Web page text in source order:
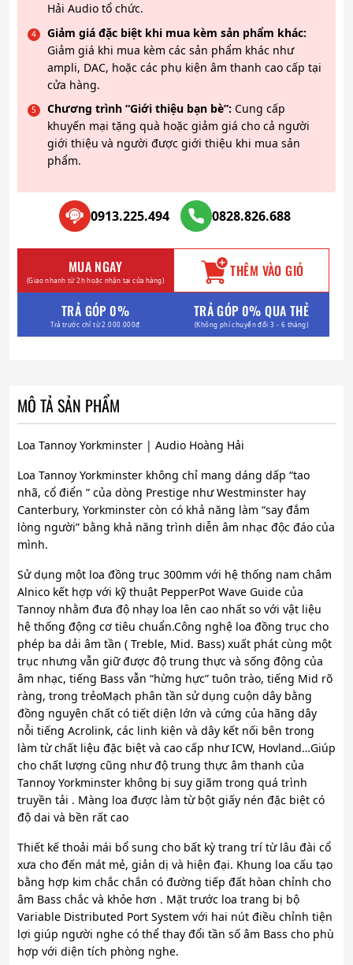
Hải Audio tổ chức.
Giảm giá đặc biệt khi mua kèm sản phẩm khác:
Giảm giá khi mua kèm các sản phẩm khác như
ampli, DAC, hoặc các phụ kiện âm thanh cao cấp tại
cửa hàng.
Chương trình “Giới thiệu bạn bè”: Cung cấp
khuyến mại tặng quà hoặc giảm giá cho cả người
giới thiệu và người được giới thiệu khi mua sản
phẩm.
0913.225.494 0828.826.688
MUA NGAY
(Giao nhanh từ 2h hoặc nhận tại cửa hàng) THÊM VÀO GIỎ
TRẢ GÓP 0%
Trả trước chỉ từ 2.000.000đ
TRẢ GÓP 0% QUA THẺ
(Không phí chuyển đổi 3 - 6 tháng)
MÔ TẢ SẢN PHẨM
Loa Tannoy Yorkminster | Audio Hoàng Hải
Loa Tannoy Yorkminster không chỉ mang dáng dấp “tao
nhã, cổ điển ” của dòng Prestige như Westminster hay
Canterbury, Yorkminster còn có khả năng làm “say đắm
lòng người” bằng khả năng trình diễn âm nhạc độc đáo của
mình.
Sử dụng một loa đồng trục 300mm với hệ thống nam châm
Alnico kết hợp với kỹ thuật PepperPot Wave Guide của
Tannoy nhằm đưa độ nhạy loa lên cao nhất so với vật liệu
hệ thống động cơ tiêu chuẩn.Công nghệ loa đồng trục cho
phép ba dải âm tần ( Treble, Mid. Bass) xuất phát cùng một
trục nhưng vẫn giữ được độ trung thực và sống động của
âm nhạc, tiếng Bass vẫn “hừng hực” tuôn trào, tiếng Mid rõ
ràng, trong trẻoMạch phân tần sử dụng cuộn dây bằng
đồng nguyên chất có tiết diện lớn và cứng của hãng dây
nỗi tiếng Acrolink, các linh kiện và dây kết nối bên trong
làm từ chất liệu đặc biệt và cao cấp như ICW, Hovland…Giúp
cho chất lượng cũng như độ trung thực âm thanh của
Tannoy Yorkminster không bị suy giãm trong quá trình
truyền tải . Màng loa được làm từ bột giấy nén đặc biệt có
độ dai và bền rất cao
Thiết kế thoải mái bổ sung cho bất kỳ trang trí từ lâu đài cổ
xưa cho đến mát mẻ, giản dị và hiện đại. Khung loa cấu tạo
bằng hợp kim chắc chắn có đường tiếp đất hòan chỉnh cho
âm Bass chắc và khỏe hơn . Mặt trước loa trang bị bộ
Variable Distributed Port System với hai nút điều chỉnh tiện
lợi giúp người nghe có thể thay đổi tần số âm Bass cho phù
hợp với diện tích phòng nghe.